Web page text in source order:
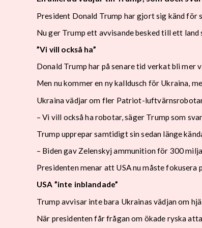
President Donald Trump har gjort sig känd
Nu ger Trump ett avvisande besked till ett land
”Vi vill också ha”
Donald Trump har på senare tid verkat bli
Men nu kommer en ny kalldusch för Ukraina,
Ukraina vädjar om fler Patriot-
– Vi vill också ha robotar, säger Trump som
Trump upprepar samtidigt sin sedan länge
– Biden gav Zelenskyj ammunition för 300
Presidenten menar att USA nu måste fokusera
USA ”inte inblandade”
Trump avvisar inte bara Ukrainas vädjan om
När presidenten får frågan om ökade ryska